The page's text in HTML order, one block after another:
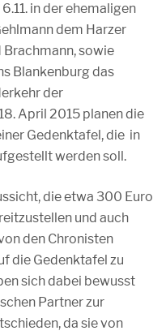
in der ehemaligen
dem Harzer
sowie
Blankenburg das
der
April 2015 planen die
Gedenktafel, die in
werden soll.
die etwa 300 Euro
und auch
den Chronisten
die Gedenktafel zu
sich dabei bewusst
Partner zur
da sie von